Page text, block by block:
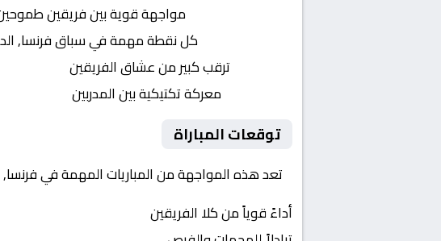
مواجهة قوية بين فريقين
كل نقطة مهمة في سباق فرنسا,
ترقب كبير من عشاق الفريقين
معركة تكتيكية بين المدربين
توقعات المباراة
تعد هذه المواجهة من المباريات المهمة في فرنسا,
أداءً قوياً من كلا الفريقين